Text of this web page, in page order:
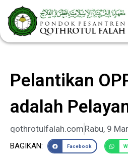
Lewati
ke
konten
Pelantikan
adalah
qothrotulfalah.com Rabu, 9
BAGIKAN: Facebook